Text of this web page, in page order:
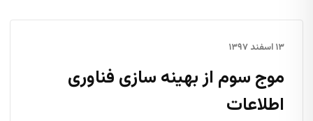
۱۳ اسفند ۱۳۹۷
موج سوم از بهینه سازی فناوری
اطلاعات